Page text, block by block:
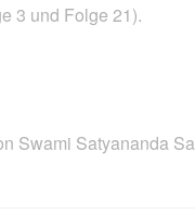
3 und Folge 21).
Swami Satyananda